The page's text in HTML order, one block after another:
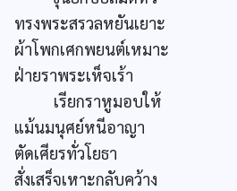
ทรงพระสรวลหยันเยาะ
ผ้าโพกเศกพยนต์เหมาะ
ฝ่ายราพระเห็จเร้า
เรียกราหูมอบให้
แม้นมนุศย์หนีอาญา
ตัดเศียรทั่วโยธา
สั่งเสร็จเหาะกลับคว้าง